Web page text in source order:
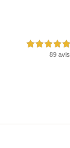
5,0 étoiles sur 5
89 avis